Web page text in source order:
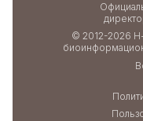
© 2012-2026